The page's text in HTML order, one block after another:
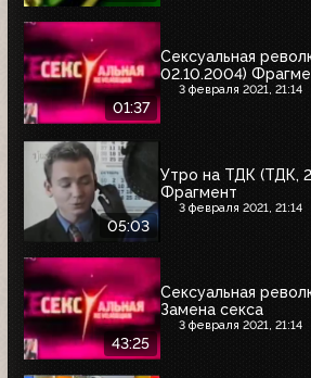
01:37
Сексуальная
02.10.2004)
3 февраля 2021, 21:14
05:03
Утро на ТДК (ТДК,
Фрагмент
3 февраля 2021, 21:14
43:25
Сексуальная
Замена секса
3 февраля 2021, 21:14